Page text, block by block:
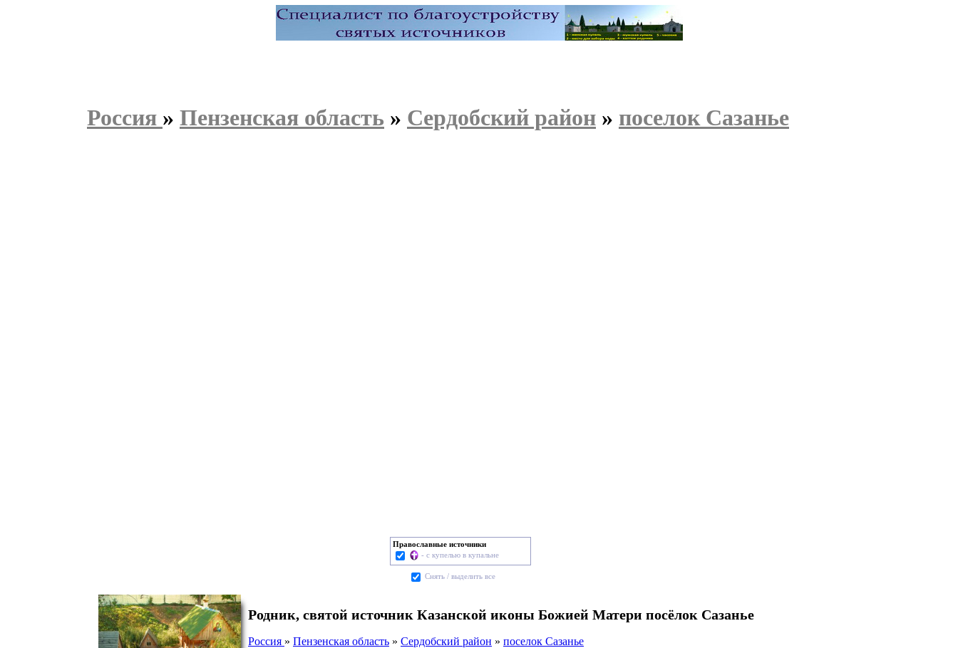
Россия » Пензенская область » Сердобский район » поселок Сазанье
Православные источники
- с купелью в купальне
Cнять / выделить все
Родник, святой источник Казанской иконы Божией Матери посёлок Сазанье
Россия » Пензенская область » Сердобский район » поселок Сазанье